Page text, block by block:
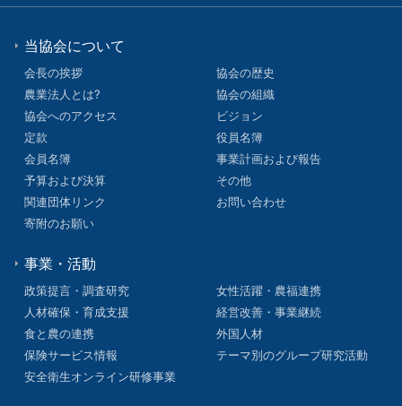
当協会について
会長の挨拶
協会の歴史
農業法人とは?
協会の組織
協会へのアクセス
ビジョン
定款
役員名簿
会員名簿
事業計画および報告
予算および決算
その他
関連団体リンク
お問い合わせ
寄附のお願い
事業・活動
政策提言・調査研究
女性活躍・農福連携
人材確保・育成支援
経営改善・事業継続
食と農の連携
外国人材
保険サービス情報
テーマ別のグループ研究活動
安全衛生オンライン研修事業